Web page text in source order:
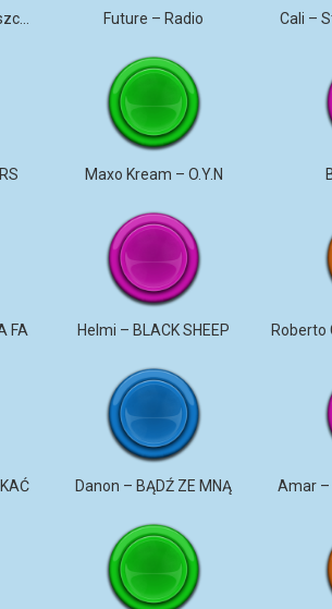
Maciej Malenczuk – Błyszczeć Future – Radio Cali –
Maxo Kream – O.Y.N
FA Helmi – BLACK SHEEP
Danon – BĄDŹ ZE MNĄ Amar –